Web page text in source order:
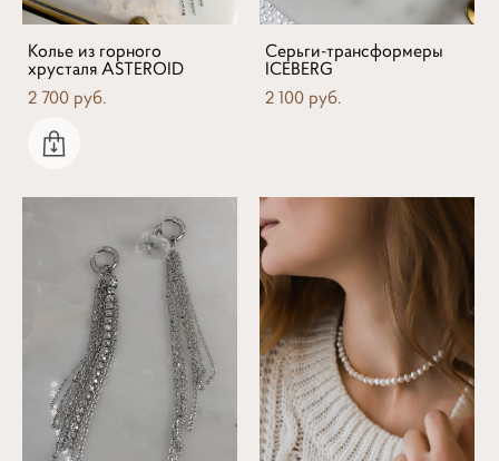
Колье из горного
хрусталя ASTEROID
2 700 pуб.
Серьги-трансформеры
ICEBERG
2 100 pуб.